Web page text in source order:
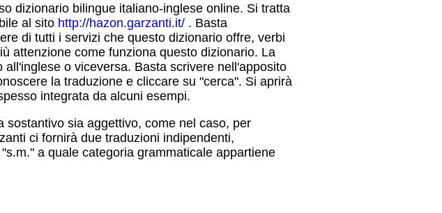
dizionario bilingue italiano-inglese online. Si tratta
al sito http://hazon.garzanti.it/ . Basta
di tutti i servizi che questo dizionario offre, verbi
attenzione come funziona questo dizionario. La
o viceversa. Basta scrivere nell'apposito
la traduzione e cliccare su "cerca". Si aprirà
integrata da alcuni esempi.
sostantivo sia aggettivo, come nel caso, per
ci fornirà due traduzioni indipendenti,
a quale categoria grammaticale appartiene